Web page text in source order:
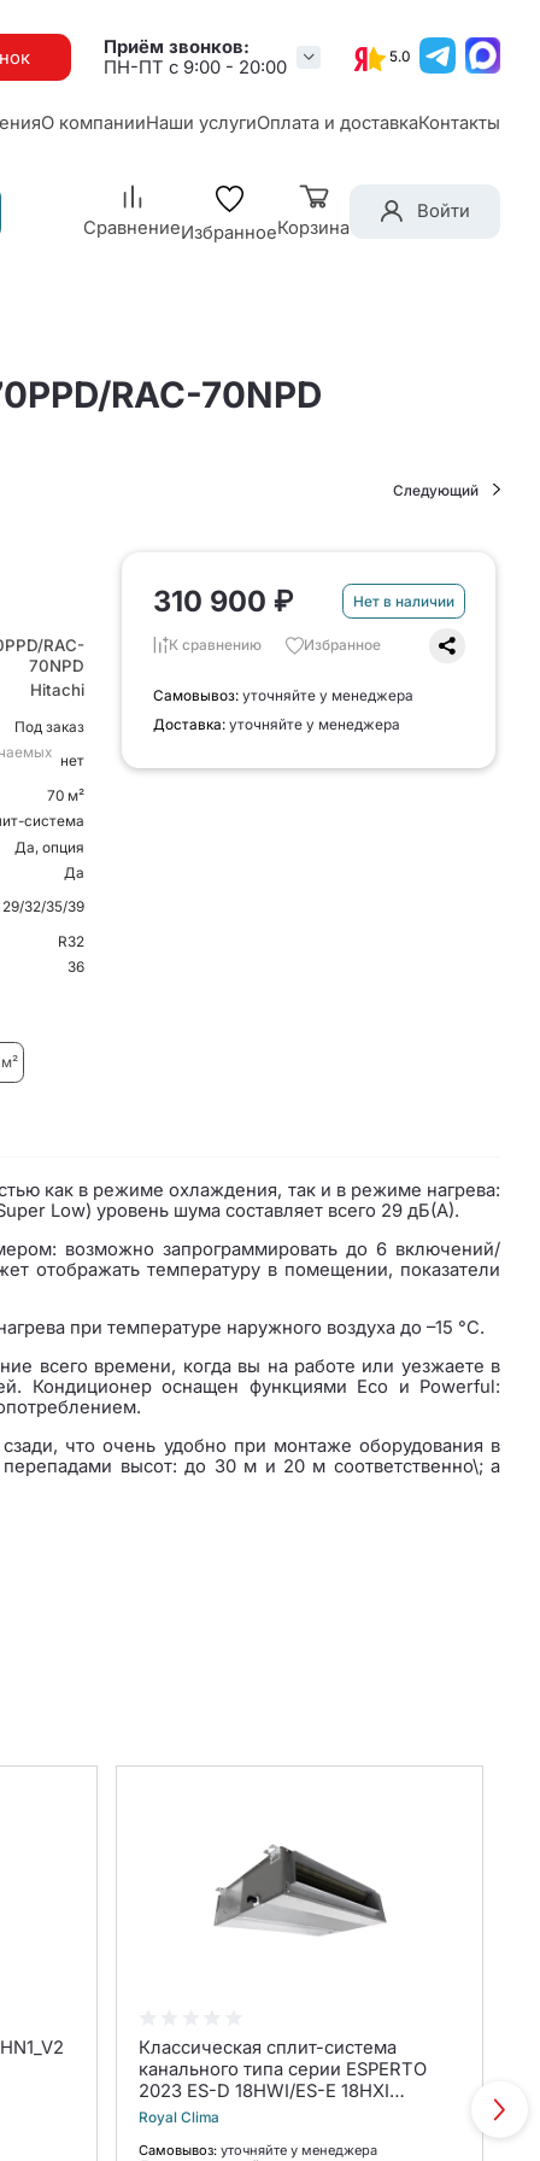
Приём звонков:
ПН-ПТ с 9:00 - 20:00
5.0
О компанииНаши услугиОплата и доставкаКонтакты
СравнениеИзбранноеКорзина
Войти
RAC-70NPD
Следующий
RAC-
70NPD
Hitachi
Под заказ
нет
70 м²
система
Да, опция
Да
29/32/35/39
R32
36
310 900 ₽ Нет в наличии
К сравнению Избранное
Самовывоз: уточняйте у менеджера
Доставка: уточняйте у менеджера
как в режиме охлаждения, так и в режиме нагрева:
Low) уровень шума составляет всего 29 дБ(А).
возможно запрограммировать до 6 включений/
отображать температуру в помещении, показатели
при температуре наружного воздуха до –15 °C.
всего времени, когда вы на работе или уезжаете в
Кондиционер оснащен функциями Eco и Powerful:
что очень удобно при монтаже оборудования в
высот: до 30 м и 20 м соответственно\; а
Классическая сплит-система
канального типа серии ESPERTO
2023 ES-D 18HWI/ES-E 18HXI
(комплект)
Royal Clima
Самовывоз: уточняйте у менеджера